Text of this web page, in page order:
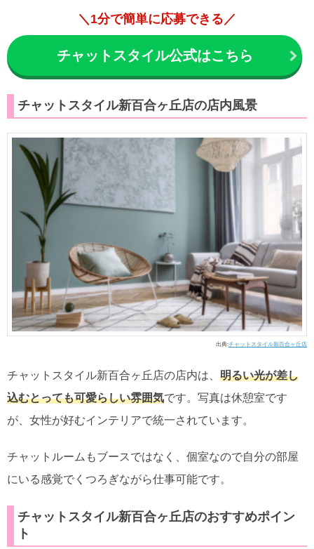
＼1分で簡単に応募できる／
チャットスタイル公式はこちら
チャットスタイル新百合ヶ丘店の店内風景
出典:チャットスタイル新百合ヶ丘店
チャットスタイル新百合ヶ丘店の店内は、 明るい光が差し
込むとっても可愛らしい雰囲気です。写真は休憩室です
が、女性が好むインテリアで統一されています。
チャットルームもブースではなく、個室なので自分の部屋
にいる感覚でくつろぎながら仕事可能です。
チャットスタイル新百合ヶ丘店のおすすめポイン
ト